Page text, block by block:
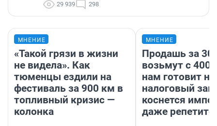
29 939 298
МНЕНИЕ
«Такой грязи в жизни
не видела». Как
тюменцы ездили на
фестиваль за 900 км в
топливный кризис —
колонка
МНЕНИЕ
Продашь за
возьмут с
нам готовит
налоговый
коснется
даже